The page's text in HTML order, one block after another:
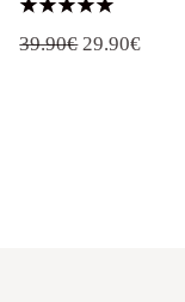
5.00
39.90€ Le
29.90€Le